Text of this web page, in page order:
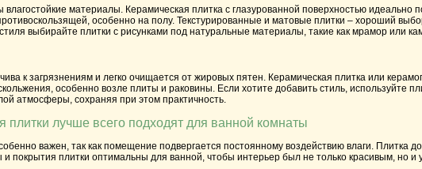
материалы. Керамическая плитка с глазурованной поверхностью идеально
особенно на полу. Текстурированные и матовые плитки – хороший
выбирайте плитки с рисунками под натуральные материалы, такие как мрамор или
к загрязнениям и легко очищается от жировых пятен. Керамическая плитка или
особенно возле плиты и раковины. Если хотите добавить стиль,
атмосферы, сохраняя при этом практичность.
плитки лучше всего подходят для ванной комнаты
важен, так как помещение подвергается постоянному воздействию влаги. Плитка
покрытия плитки оптимальны для ванной, чтобы интерьер был не только красивым, но и